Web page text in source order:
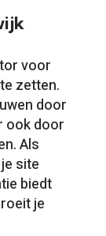
voor
zetten.
door
ook door
Als
site
biedt
je